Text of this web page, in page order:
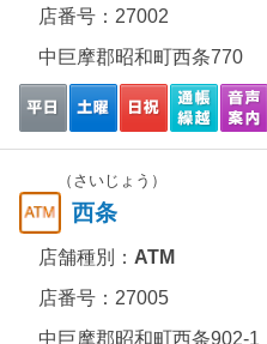
店番号：27002
中巨摩郡昭和町西条770
（さいじょう）
西条
店舗種別： ATM
店番号：27005
中巨摩郡昭和町西条902-1